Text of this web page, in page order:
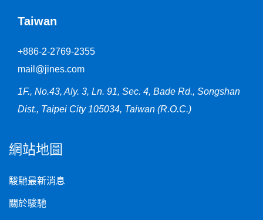
Taiwan
+886-2-2769-2355
mail@jines.com
1F., No.43, Aly. 3, Ln. 91, Sec. 4, Bade Rd., Songshan
Dist., Taipei City 105034, Taiwan (R.O.C.)
網站地圖
駿馳最新消息
關於駿馳